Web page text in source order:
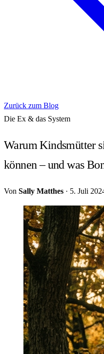
Zurück zum Blog
Die Ex & das System
Warum Kindsmütter
können – und was
Von Sally Matthes · 5. Juli